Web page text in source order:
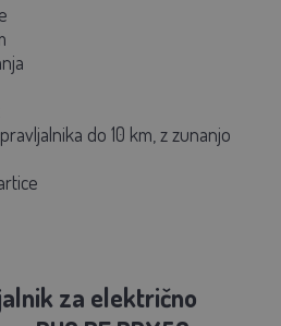
do 10 km, z zunanjo
za električno